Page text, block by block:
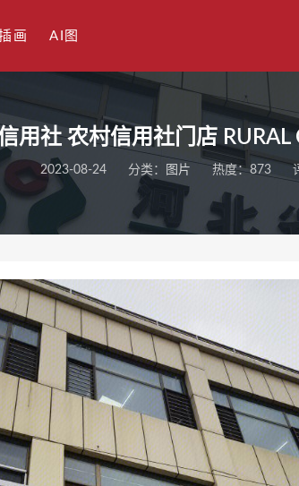
画 AI图
用社 农村信用社门店 RURAL
2023-08-24 分类： 图片 热度：873